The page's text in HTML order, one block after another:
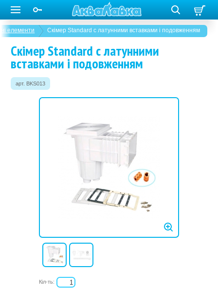
елементи Скімер Standard с латунни­ми вставками і подовженням
Скімер Standard с латунни­ми
вставками і подовженням
арт. BKS013
Кіл-ть: